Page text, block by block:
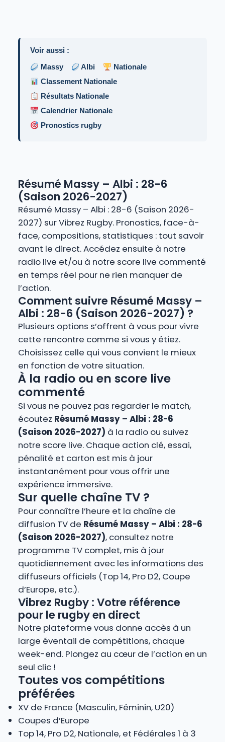
Voir aussi :
Massy Albi
Nationale
Classement Nationale
Résultats Nationale
Calendrier Nationale
Pronostics rugby
Résumé Massy – Albi : 28-6
(Saison 2026-2027)
Résumé Massy – Albi : 28-6 (Saison 2026-
2027) sur Vibrez Rugby. Pronostics, face-à-
face, compositions, statistiques : tout savoir
avant le direct. Accédez ensuite à notre
radio live et/ou à notre score live commenté
en temps réel pour ne rien manquer de
l’action.
Comment suivre Résumé Massy –
Albi : 28-6 (Saison 2026-2027) ?
Plusieurs options s’offrent à vous pour vivre
cette rencontre comme si vous y étiez.
Choisissez celle qui vous convient le mieux
en fonction de votre situation.
À la radio ou en score live
commenté
Si vous ne pouvez pas regarder le match,
écoutez Résumé Massy – Albi : 28-6
(Saison 2026-2027) à la radio ou suivez
notre score live. Chaque action clé, essai,
pénalité et carton est mis à jour
instantanément pour vous offrir une
expérience immersive.
Sur quelle chaîne TV ?
Pour connaître l’heure et la chaîne de
diffusion TV de Résumé Massy – Albi : 28-6
(Saison 2026-2027), consultez notre
programme TV complet, mis à jour
quotidiennement avec les informations des
diffuseurs officiels (Top 14, Pro D2, Coupe
d’Europe, etc.).
Vibrez Rugby : Votre référence
pour le rugby en direct
Notre plateforme vous donne accès à un
large éventail de compétitions, chaque
week-end. Plongez au cœur de l’action en un
seul clic !
Toutes vos compétitions
préférées
XV de France (Masculin, Féminin, U20)
Coupes d’Europe
Top 14, Pro D2, Nationale, et Fédérales 1 à 3